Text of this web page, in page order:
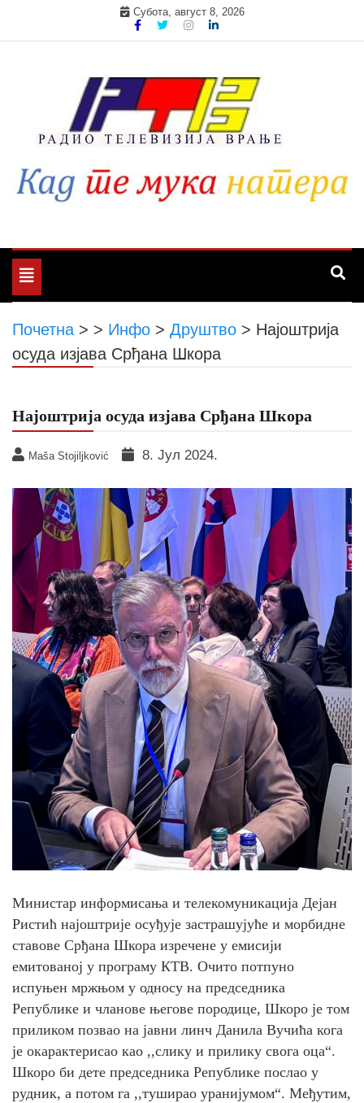
Субота, август 8, 2026
Toggle
navigation
Почетна > > Инфо > Друштво > Најоштрија
осуда изјава Срђана Шкора
Најоштрија осуда изјава Срђана Шкора
Maša Stojiljković 8. Јул 2024.
Министар информисања и телекомуникација Дејан
Ристић најоштрије осуђује застрашујуће и морбидне
ставове Срђана Шкора изречене у емисији
емитованој у програму КТВ. Очито потпуно
испуњен мржњом у односу на председника
Републике и чланове његове породице, Шкоро је том
приликом позвао на јавни линч Данила Вучића кога
је окарактерисао као ,,слику и прилику свога оца“.
Шкоро би дете председника Републике послао у
рудник, а потом га ,,туширао уранијумом“. Међутим,